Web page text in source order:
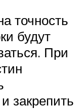
точность
будут
При
закрепить